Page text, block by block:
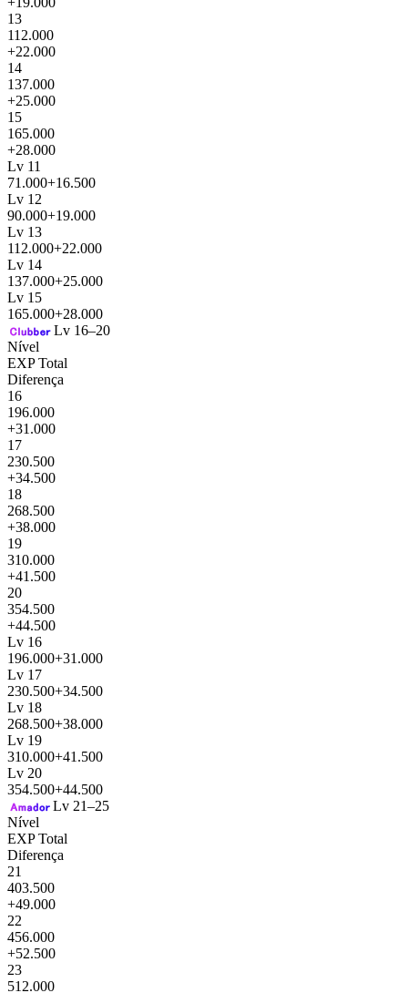
13
112.000
+22.000
14
137.000
+25.000
15
165.000
+28.000
Lv 11
71.000+16.500
Lv 12
90.000+19.000
Lv 13
112.000+22.000
Lv 14
137.000+25.000
Lv 15
165.000+28.000
Lv 16–20
Nível
EXP Total
Diferença
16
196.000
+31.000
17
230.500
+34.500
18
268.500
+38.000
19
310.000
+41.500
20
354.500
+44.500
Lv 16
196.000+31.000
Lv 17
230.500+34.500
Lv 18
268.500+38.000
Lv 19
310.000+41.500
Lv 20
354.500+44.500
Lv 21–25
Nível
EXP Total
Diferença
21
403.500
+49.000
22
456.000
+52.500
23
512.000